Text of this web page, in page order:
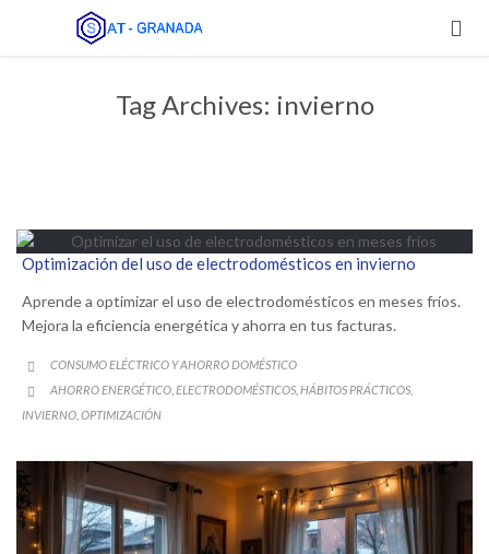

Tag Archives: invierno
Optimización del uso de electrodomésticos en invierno
Aprende a optimizar el uso de electrodomésticos en meses fríos.
Mejora la eficiencia energética y ahorra en tus facturas.
 CATEGORY
CONSUMO ELÉCTRICO Y AHORRO DOMÉSTICO
 CATEGORY
AHORRO ENERGÉTICO ELECTRODOMÉSTICOS HÁBITOS PRÁCTICOS
INVIERNO OPTIMIZACIÓN